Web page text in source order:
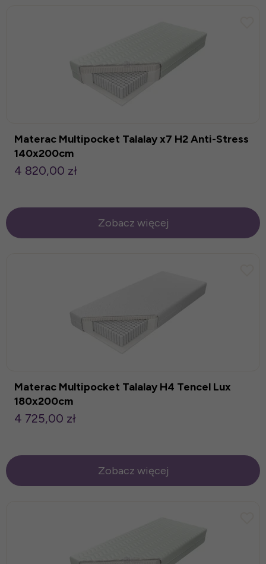
Materac Multipocket Talalay x7 H2 Anti-Stress
140x200cm
4 820,00 zł
Zobacz więcej
Materac Multipocket Talalay H4 Tencel Lux
180x200cm
4 725,00 zł
Zobacz więcej